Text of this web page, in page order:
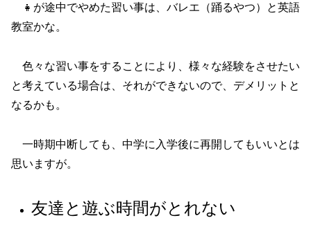
👧が途中でやめた習い事は、バレエ（踊るやつ）と英語
教室かな。
色々な習い事をすることにより、様々な経験をさせたい
と考えている場合は、それができないので、デメリットと
なるかも。
一時期中断しても、中学に入学後に再開してもいいとは
思いますが。
友達と遊ぶ時間がとれない